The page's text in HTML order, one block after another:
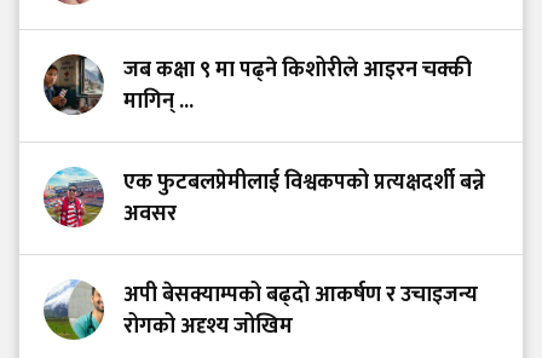
जब कक्षा ९ मा पढ्ने किशोरीले आइरन चक्की
मागिन् ...
एक फुटबलप्रेमीलाई विश्वकपको प्रत्यक्षदर्शी बन्ने
अवसर
अपी बेसक्याम्पको बढ्दो आकर्षण र उचाइजन्य
रोगको अदृश्य जोखिम